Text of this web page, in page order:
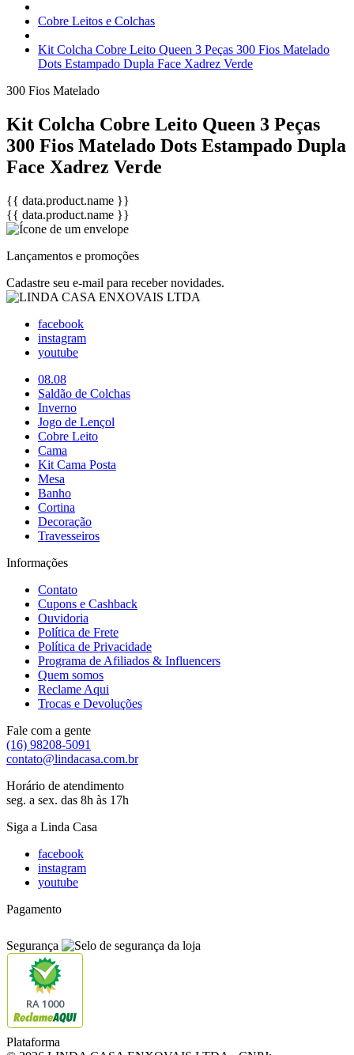
Cobre Leitos e Colchas
Kit Colcha Cobre Leito Queen 3 Peças 300 Fios Matelado
Dots Estampado Dupla Face Xadrez Verde
300 Fios Matelado
Kit Colcha Cobre Leito Queen 3 Peças
300 Fios Matelado Dots Estampado Dupla
Face Xadrez Verde
{{ data.product.name }}
{{ data.product.name }}
Lançamentos e promoções
Cadastre seu e-mail para receber novidades.
facebook
instagram
youtube
08.08
Saldão de Colchas
Inverno
Jogo de Lençol
Cobre Leito
Cama
Kit Cama Posta
Mesa
Banho
Cortina
Decoração
Travesseiros
Informações
Contato
Cupons e Cashback
Ouvidoria
Política de Frete
Política de Privacidade
Programa de Afiliados & Influencers
Quem somos
Reclame Aqui
Trocas e Devoluções
Fale com a gente
(16) 98208-5091
contato@lindacasa.com.br
Horário de atendimento
seg. a sex. das 8h às 17h
Siga a Linda Casa
facebook
instagram
youtube
Pagamento
Segurança
RA 1000
Plataforma